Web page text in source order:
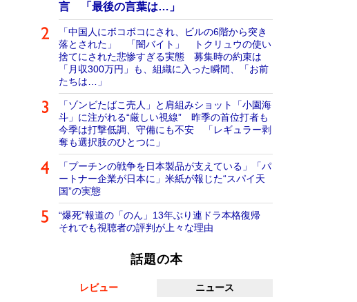
言 「最後の言葉は…」
「中国人にボコボコにされ、ビルの6階から突き
落とされた」 「闇バイト」 トクリュウの使い
捨てにされた悲惨すぎる実態 募集時の約束は
「月収300万円」も、組織に入った瞬間、「お前
たちは…」
「ゾンビたばこ売人」と肩組みショット「小園海
斗」に注がれる“厳しい視線” 昨季の首位打者も
今季は打撃低調、守備にも不安 「レギュラー剥
奪も選択肢のひとつに」
「プーチンの戦争を日本製品が支えている」「パ
ートナー企業が日本に」米紙が報じた“スパイ天
国”の実態
“爆死”報道の「のん」13年ぶり連ドラ本格復帰
それでも視聴者の評判が上々な理由
話題の本
レビュー ニュース